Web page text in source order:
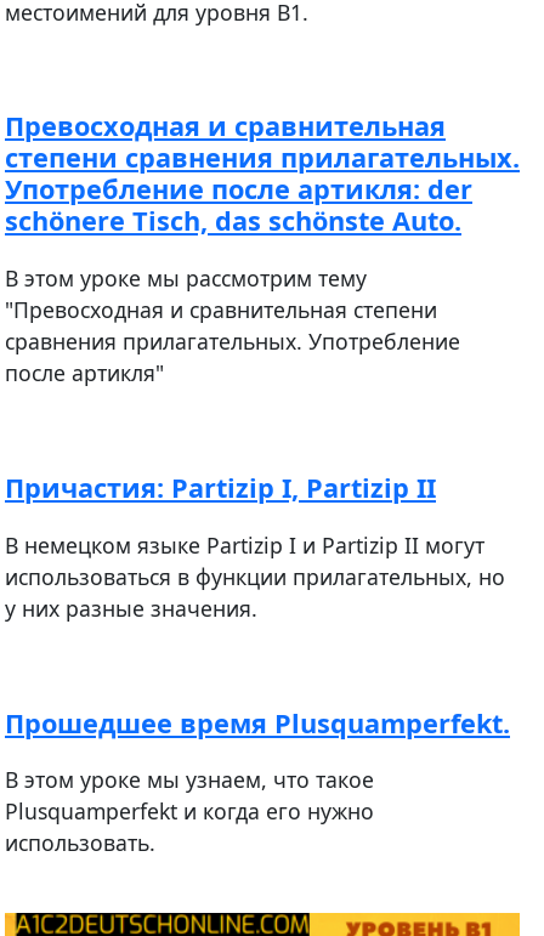
местоимений для уровня В1.
Превосходная и сравнительная
степени сравнения прилагательных.
Употребление после артикля: der
schönere Tisch, das schönste Auto.
В этом уроке мы рассмотрим тему
"Превосходная и сравнительная степени
сравнения прилагательных. Употребление
после артикля"
Причастия: Partizip I, Partizip II
В немецком языке Partizip I и Partizip II могут
использоваться в функции прилагательных, но
у них разные значения.
Прошедшее время Plusquamperfekt.
В этом уроке мы узнаем, что такое
Plusquamperfekt и когда его нужно
использовать.